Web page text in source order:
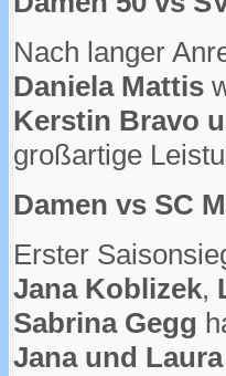
Nach langer
Daniela Mattis
Kerstin Bravo
großartige
Damen vs SC
Erster
Jana Koblizek,
Sabrina Gegg
Jana und Laura